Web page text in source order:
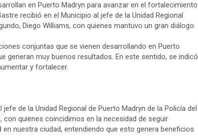
en Puerto Madryn para avanzar en el fortalecimiento
recibió en el Municipio al jefe de la Unidad Regional
Diego Williams, con quienes mantuvo un gran diálogo.
conjuntas que se vienen desarrollando en Puerto
generan muy buenos resultados. En este sentido, se indicó
y fortalecer.
de la Unidad Regional de Puerto Madryn de la Policía del
con quienes coincidimos en la necesidad de seguir
nuestra ciudad, entendiendo que esto genera beneficios